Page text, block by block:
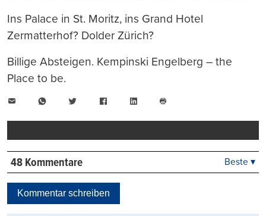
Ins Palace in St. Moritz, ins Grand Hotel
Zermatterhof? Dolder Zürich?
Billige Absteigen. Kempinski Engelberg – the
Place to be.
WhatsAppTwitter FacebookLinkedIn
drucken
48 Kommentare
Kontrovers
Beste ▾
Kommentar schreiben